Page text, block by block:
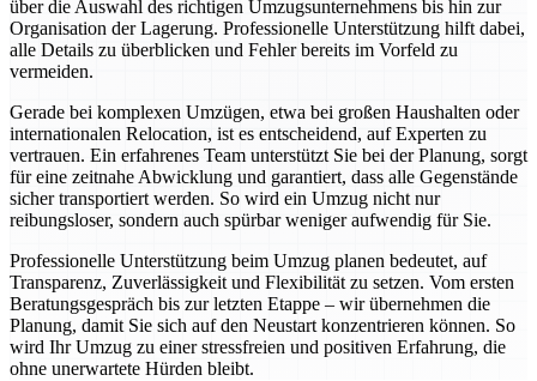
über die Auswahl des richtigen Umzugsunternehmens bis hin zur
Organisation der Lagerung. Professionelle Unterstützung hilft dabei,
alle Details zu überblicken und Fehler bereits im Vorfeld zu
vermeiden.
Gerade bei komplexen Umzügen, etwa bei großen Haushalten oder
internationalen Relocation, ist es entscheidend, auf Experten zu
vertrauen. Ein erfahrenes Team unterstützt Sie bei der Planung, sorgt
für eine zeitnahe Abwicklung und garantiert, dass alle Gegenstände
sicher transportiert werden. So wird ein Umzug nicht nur
reibungsloser, sondern auch spürbar weniger aufwendig für Sie.
Professionelle Unterstützung beim Umzug planen bedeutet, auf
Transparenz, Zuverlässigkeit und Flexibilität zu setzen. Vom ersten
Beratungsgespräch bis zur letzten Etappe – wir übernehmen die
Planung, damit Sie sich auf den Neustart konzentrieren können. So
wird Ihr Umzug zu einer stressfreien und positiven Erfahrung, die
ohne unerwartete Hürden bleibt.